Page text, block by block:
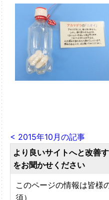
< 2015年10月の記事
より良いサイトへと改善
をお聞かせください
このページの情報は皆様
須）